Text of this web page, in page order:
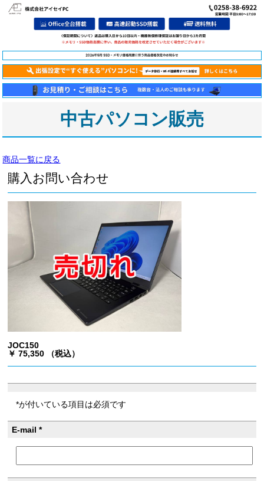
中古パソコン販売
商品一覧に戻る
購入お問い合わせ
JOC150
￥ 75,350 （税込）
*が付いている項目は必須です
E-mail *